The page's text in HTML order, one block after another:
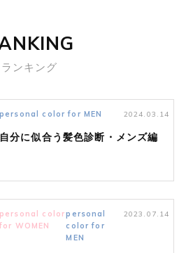
ランキング
personal color for MEN 2024.03.14
自分に似合う髪色診断・メンズ編
personal color
for WOMEN
personal
color for
MEN
2023.07.14